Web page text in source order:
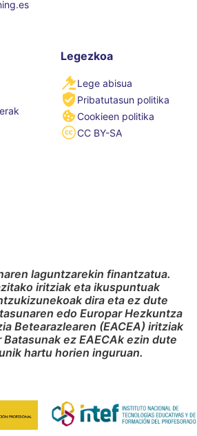
Legezkoa
Lege abisua
Pribatutasun politika
Cookieen politika
CC BY-SA
laguntzarekin finantzatua.
iritziak eta ikuspuntuak
dira eta ez dute
edo Europar Hezkuntza
Betearazlearen (EACEA) iritziak
Batasunak ez EAECAk ezin dute
hartu horien inguruan.